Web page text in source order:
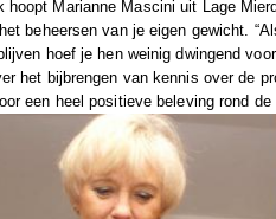
hoopt Marianne Mascini uit Lage
beheersen van je eigen gewicht.
hoef je hen weinig dwingend
het bijbrengen van kennis over de
een heel positieve beleving rond de